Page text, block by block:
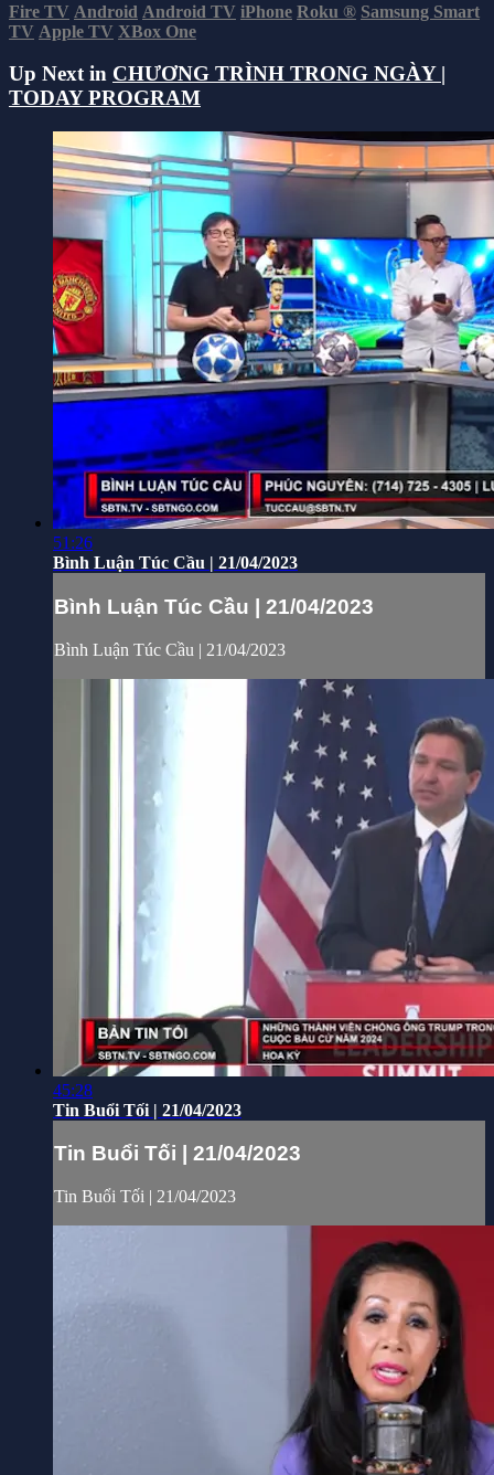
Fire TV Android Android TV iPhone Roku ® Samsung Smart
TV Apple TV XBox One
Up Next in CHƯƠNG TRÌNH TRONG NGÀY |
TODAY PROGRAM
51:26
Bình Luận Túc Cầu | 21/04/2023
Bình Luận Túc Cầu | 21/04/2023
Bình Luận Túc Cầu | 21/04/2023
45:28
Tin Buổi Tối | 21/04/2023
Tin Buổi Tối | 21/04/2023
Tin Buổi Tối | 21/04/2023